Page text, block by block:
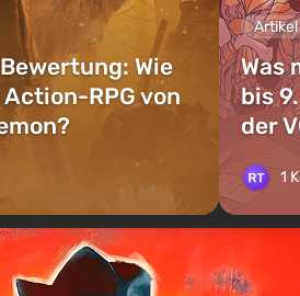
Wie
RPG von
Artikel
Was
bis
der
1